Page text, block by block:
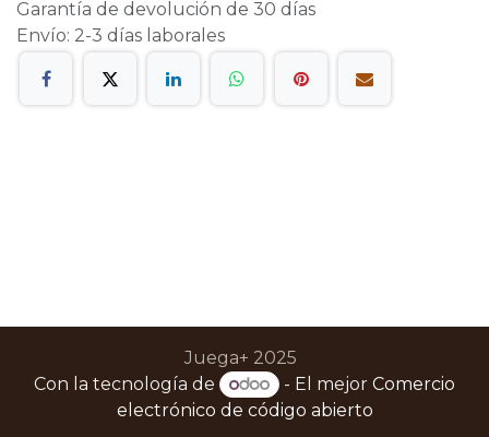
Garantía de devolución de 30 días
Envío: 2-3 días laborales
Juega+ 2025
Con la tecnología de
- El mejor Comercio
electrónico de código abierto